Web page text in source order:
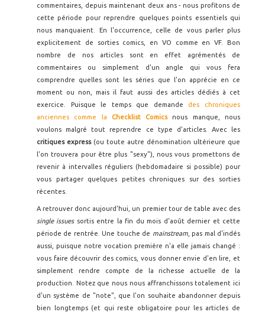
commentaires, depuis maintenant deux ans - nous profitons de
cette période pour reprendre quelques points essentiels qui
nous manquaient. En l'occurrence, celle de vous parler plus
explicitement de sorties comics, en VO comme en VF. Bon
nombre de nos articles sont en effet agrémentés de
commentaires ou simplement d'un angle qui vous fera
comprendre quelles sont les séries que l'on apprécie en ce
moment ou non, mais il faut aussi des articles dédiés à cet
exercice. Puisque le temps que demande des chroniques
anciennes comme la Checklist Comics
nous manque, nous
voulons malgré tout reprendre ce type d'articles. Avec les
critiques express (ou toute autre dénomination ultérieure que
l'on trouvera pour être plus "sexy"), nous vous promettons de
revenir à intervalles réguliers (hebdomadaire si possible) pour
vous partager quelques petites chroniques sur des sorties
récentes.
A retrouver donc aujourd'hui, un premier tour de table avec des
single issues sortis entre la fin du mois d'août dernier et cette
période de rentrée. Une touche de mainstream, pas mal d'indés
aussi, puisque notre vocation première n'a elle jamais changé :
vous faire découvrir des comics, vous donner envie d'en lire, et
simplement rendre compte de la richesse actuelle de la
production. Notez que nous nous affranchissons totalement ici
d'un système de "note", que l'on souhaite abandonner depuis
bien longtemps (et qui reste obligatoire pour les articles de